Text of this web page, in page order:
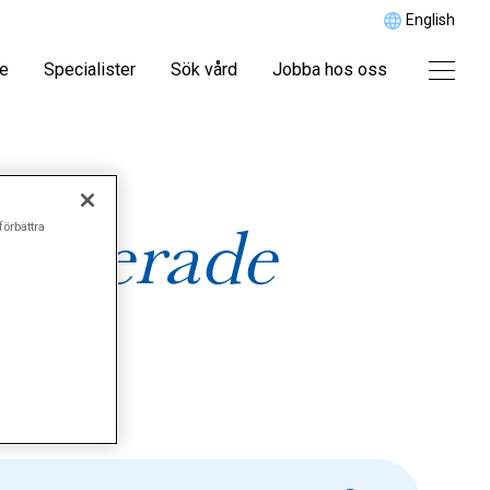
English
Specialister Sök vård Jobba hos oss